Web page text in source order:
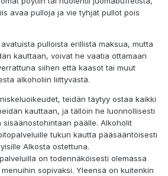
avaa pulloja ja vie tyhjät pullot pois
pulloista erillistä maksua, mutta
kauttaan, voivat he vaatia ottamaan
siihen että kaasot tai muut
alkoholiin liittyvästä.
teidän täytyy ostaa kaikki
kauttaan, ja tällöin he luonnollisesti
päälle. Alkoholit
tukun kautta pääsääntöisesti
Alkosta ostettuna.
on todennäköisesti olemassa
sopivaksi. Yleensä on kuitenkin